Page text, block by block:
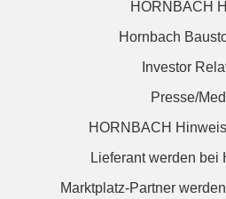
HORNBACH
Hornbach
Investor
Presse/
HORNBACH
Lieferant werden bei
Marktplatz-Partner